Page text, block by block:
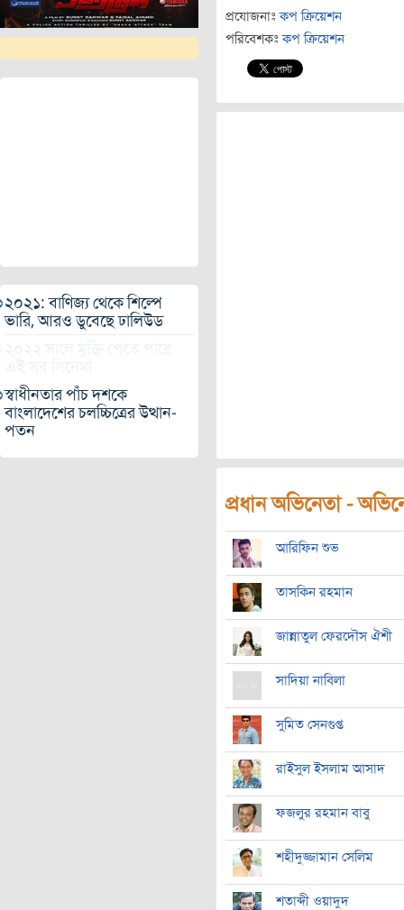
২০২১: বাণিজ্য থেকে শিল্পে
ভারি, আরও ডুবেছে ঢালিউড
স্বাধীনতার পাঁচ দশকে
বাংলাদেশের চলচ্চিত্রের উত্থান-
পতন
প্রযোজনাঃ কপ ক্রিয়েশন
পরিবেশকঃ কপ ক্রিয়েশন
প্রধান অভিনেতা -
আরিফিন শুভ
তাসকিন রহমান
জান্নাতুল ফেরদৌস ঐশী
সাদিয়া নাবিলা
সুমিত সেনগুপ্ত
রাইসুল ইসলাম আসাদ
ফজলুর রহমান বাবু
শহীদুজ্জামান সেলিম
শতাব্দী ওয়াদুদ